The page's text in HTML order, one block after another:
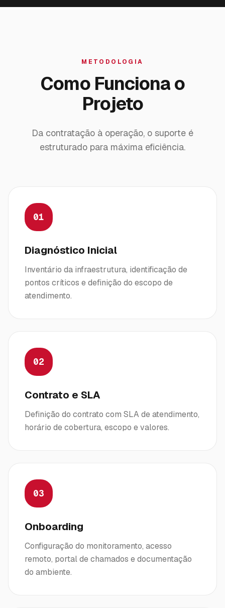
METODOLOGIA
Como Funciona o
Projeto
Da contratação à operação, o suporte é
estruturado para máxima eficiência.
01
Diagnóstico Inicial
Inventário da infraestrutura, identificação de
pontos críticos e definição do escopo de
atendimento.
02
Contrato e SLA
Definição do contrato com SLA de atendimento,
horário de cobertura, escopo e valores.
03
Onboarding
Configuração do monitoramento, acesso
remoto, portal de chamados e documentação
do ambiente.